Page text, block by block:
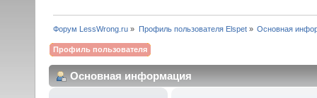
Форум LessWrong.ru » Профиль пользователя Elspet» Основная
Профиль пользователя
Основная информация